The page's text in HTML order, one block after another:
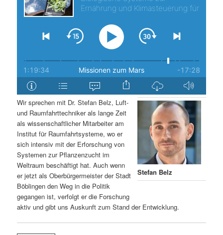
r
g
e
n
s
i
n
g
e
n
Stefan Belz
Wir sprechen mit Dr. Stefan Belz, Luft-
und Raumfahrttechniker als lange Zeit
als wissenschaftlicher Mitarbeiter am
Institut für Raumfahrtsysteme, wo er
sich intensiv mit der Erforschung von
Systemen zur Pflanzenzucht im
Weltraum beschäftigt hat. Auch wenn
er jetzt als Oberbürgermeister der Stadt
Böblingen den Weg in die Politik
gegangen ist, verfolgt er die Forschung
aktiv und gibt uns Auskunft zum Stand der Entwicklung.